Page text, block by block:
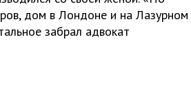
дом в Лондоне и на Лазурном
забрал адвокат